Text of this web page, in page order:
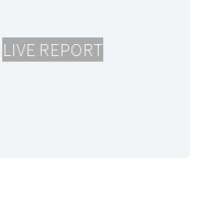
LIVE REPORT